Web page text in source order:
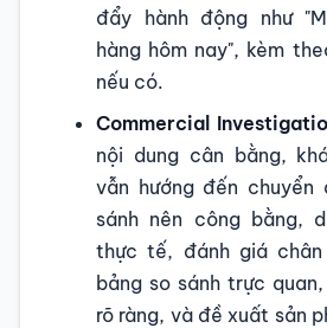
đẩy hành động như
hàng hôm nay", kèm
nếu có.
Commercial
nội dung cân bằng,
vẫn hướng đến
sánh nên công bằng,
thực tế, đánh giá
bảng so sánh trực
rõ ràng, và đề xuất sản